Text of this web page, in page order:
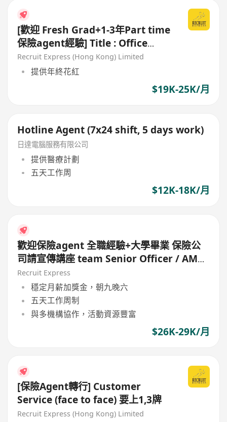
[歡迎 Fresh Grad+1-3年Part time
保險agent經驗] Title : Office
Customer Service Officer
Recruit Express (Hong Kong) Limited
提供年終花紅
$19K-25K/月
Hotline Agent (7x24 shift, 5 days work)
日達電腦服務有限公司
提供醫療計劃
五天工作周
$12K-18K/月
歡迎保險agent 全職經驗+大學畢業 保險公
司請宣傳講座 team Senior Officer / AM
(need IIQE 1+3)
Recruit Express
穩定月薪加獎金，朝九晚六
五天工作周制
與多機構協作，活動資源豐富
$26K-29K/月
[保險Agent轉行] Customer
Service (face to face) 要上1,3牌
Recruit Express (Hong Kong) Limited